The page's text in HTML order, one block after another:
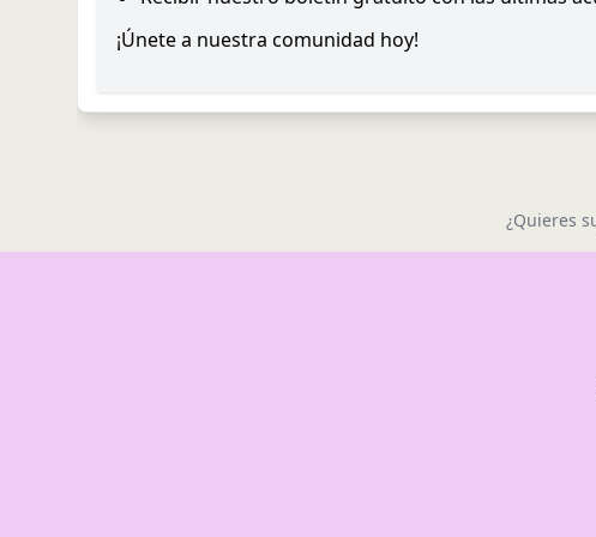
¡Únete a nuestra comunidad hoy!
¿Quieres